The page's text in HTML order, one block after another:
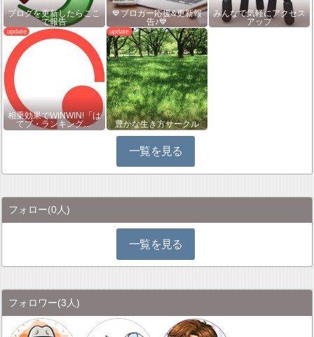
ブログを更新したらここ
で報告
💙ブロガー応援&更新報
告♪💙
みんなで気軽にアクセス
アップ
相乗効果でWINWIN!「は
てブ・ランキング…
豊かな生き方サークル
一覧を見る
フォロー(0人)
一覧を見る
フォロワー(3人)